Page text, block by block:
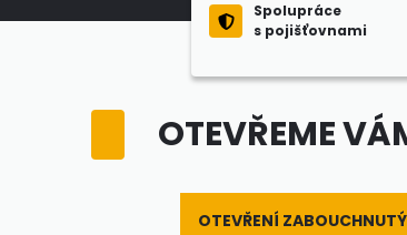
Spolupráce
s pojišťovnami
OTEVŘEME
OTEVŘENÍ